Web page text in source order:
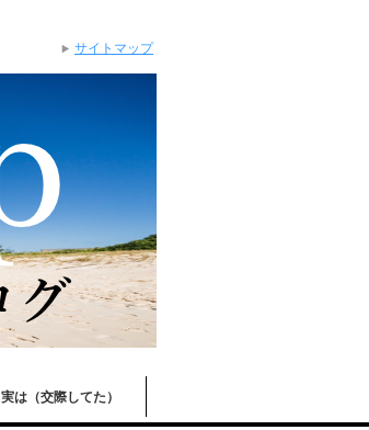
実は（交際してた）
サイトマップ